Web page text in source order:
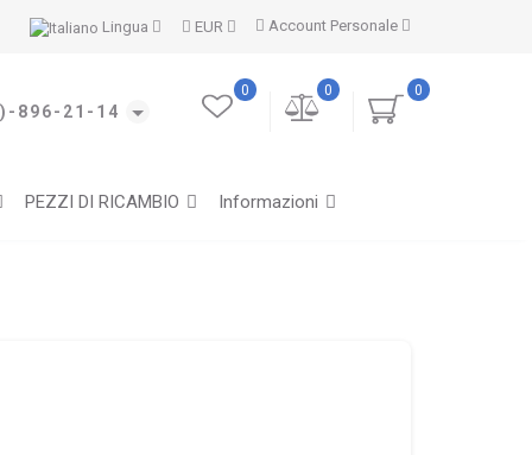
Account Personale
EUR
Lingua
896-21-14
0
0
0
PEZZI DI RICAMBIO Informazioni